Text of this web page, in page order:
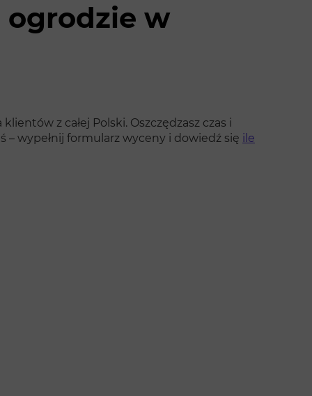
ogrodzie w
z całej Polski. Oszczędzasz czas i
wypełnij formularz wyceny i dowiedź się ile